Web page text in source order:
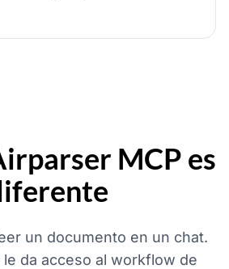
MCP es
un documento en un chat.
le da acceso al workflow de